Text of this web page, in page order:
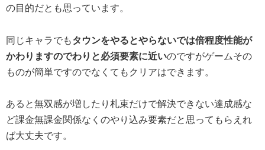
の目的だとも思っています。
同じキャラでもタウンをやるとやらないでは倍程度性能が
かわりますのでわりと必須要素に近いのですがゲームその
ものが簡単ですのでなくてもクリアはできます。
あると無双感が増したり札束だけで解決できない達成感な
ど課金無課金関係なくのやり込み要素だと思ってもらえれ
ば大丈夫です。